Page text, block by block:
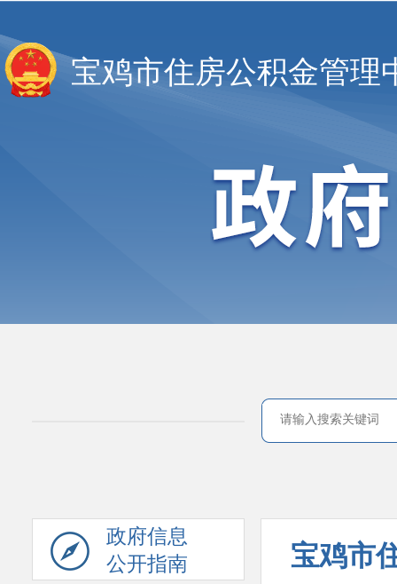
宝鸡市住房公积金管理
政府信息
公开指南
宝鸡市